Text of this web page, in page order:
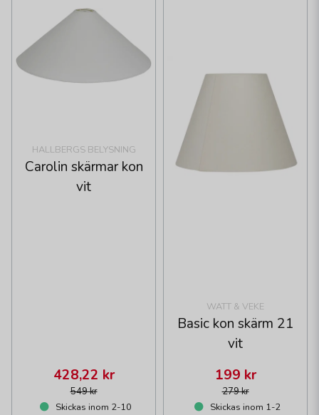
HALLBERGS BELYSNING
Carolin skärmar kon
vit
549 kr
428,22 kr
Skickas inom 2-10
WATT & VEKE
Basic kon skärm 21
vit
279 kr
199 kr
Skickas inom 1-2